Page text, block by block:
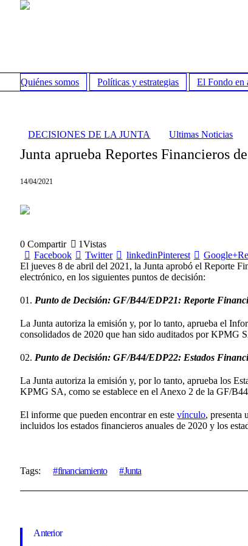
Quiénes somos Políticas y estrategias El Fondo en
DECISIONES DE LA JUNTA Ultimas Noticias
Junta aprueba Reportes Financieros
14/04/2021
0Compartir 1Vistas
Facebook
Twitter linkedinPinterest Google+
El jueves 8 de abril del 2021, la Junta aprobó el Reporte
electrónico, en los siguientes puntos de decisión:
Punto de Decisión: GF/B44/EDP21: Reporte
La Junta autoriza la emisión y, por lo tanto, aprueba el
consolidados de 2020 que han sido auditados por KPMG
Punto de Decisión: GF/B44/EDP22: Estados
La Junta autoriza la emisión y, por lo tanto, aprueba los
KPMG SA, como se establece en el Anexo 2 de la GF/
El informe que pueden encontrar en estevínculo, presenta
incluidos los estados financieros anuales de 2020 y los
Tags: financiamiento Junta
Anterior